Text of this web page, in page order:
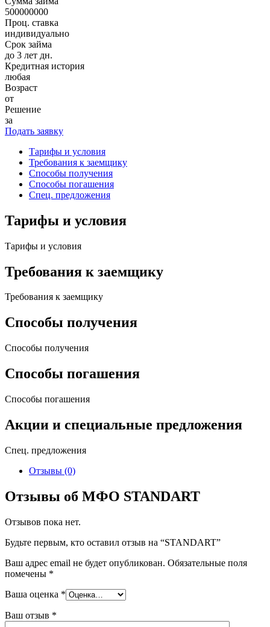
500000000
Проц. ставка
индивидуально
Срок займа
до 3 лет дн.
Кредитная история
любая
Возраст
от
Решение
за
Подать заявку
Тарифы и условия
Требования к заемщику
Способы получения
Способы погашения
Спец. предложения
Тарифы и условия
Тарифы и условия
Требования к заемщику
Требования к заемщику
Способы получения
Способы получения
Способы погашения
Способы погашения
Акции и специальные предложения
Спец. предложения
Отзывы (0)
Отзывы об МФО STANDART
Отзывов пока нет.
Будьте первым, кто оставил отзыв на “STANDART”
Ваш адрес email не будет опубликован. Обязательные поля
помечены *
Ваша оценка *
Ваш отзыв *